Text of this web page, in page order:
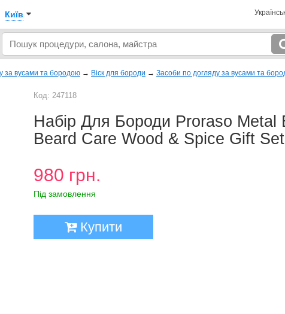
Київ
за вусами та бородою → Віск для бороди → Засоби по догляду за вусами та
Код: 247118
Набір Для Бороди Proraso Metal
Beard Care Wood & Spice Gift Set
980 грн.
Під замовлення
Купити